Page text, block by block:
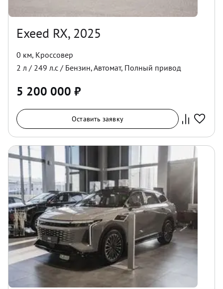
Exeed RX, 2025
0 км, Кроссовер
2 л / 249 л.с / Бензин,Автомат, Полный привод
5 200 000 ₽
Оставить заявку